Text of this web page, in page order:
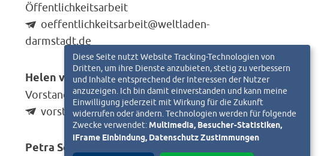
Öffentlichkeitsarbeit
oeffentlichkeitsarbeit@weltladen-
darmstadt.de
Helen von Wilcken
Vorstandsvorsitzende
vorstand@weltladen-darmstadt.de
Petra Schefzyk
Diese Seite nutzt Website Tracking-Technologien von
Dritten, um ihre Dienste anzubieten, stetig zu verbessern
und Inhalte entsprechend der Interessen der Nutzer
anzuzeigen. Ich bin damit einverstanden und kann meine
Einwilligung jederzeit mit Wirkung für die Zukunft
widerrufen oder ändern. Technologien werden für folgende
Zwecke verwendet:Multimedia, Besucher-Statistiken,
iFrame Einbindung, Datenschutz Zustimmungen